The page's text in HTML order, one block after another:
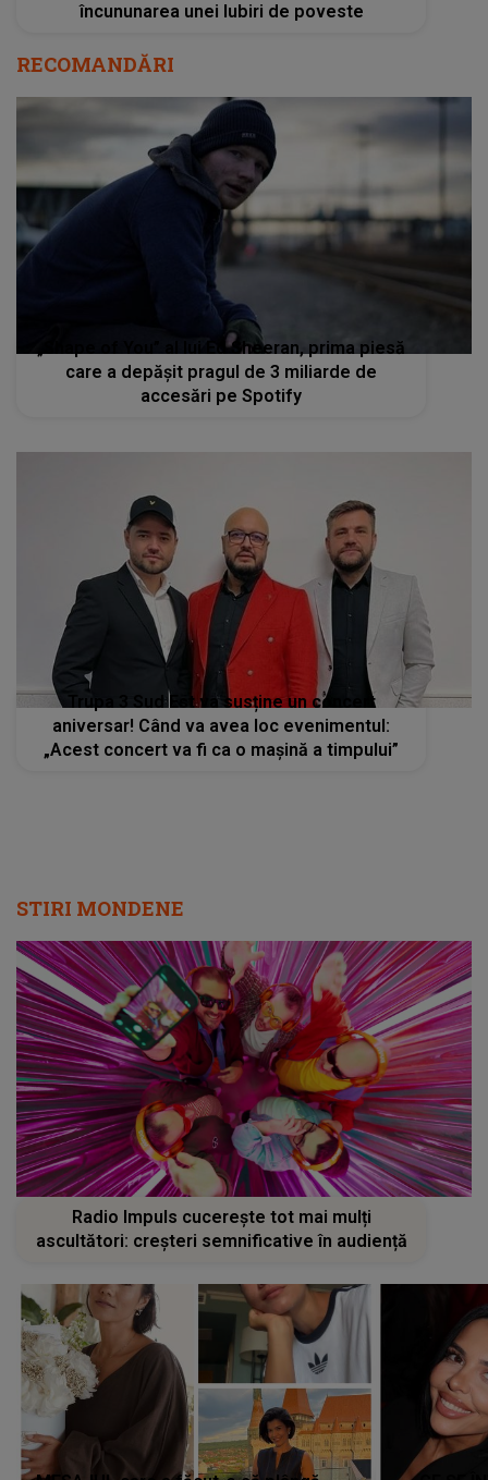
încununarea unei Iubiri de poveste
RECOMANDĂRI
„Shape of You” al lui Ed Sheeran, prima piesă
care a depăşit pragul de 3 miliarde de
accesări pe Spotify
Trupa 3 Sud Est va susține un concert
aniversar! Când va avea loc evenimentul:
„Acest concert va fi ca o mașină a timpului”
STIRI MONDENE
Radio Impuls cucerește tot mai mulți
ascultători: creșteri semnificative în audiență